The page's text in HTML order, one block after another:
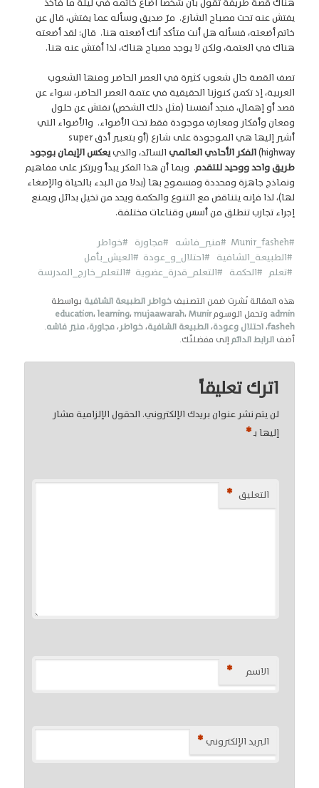
هناك قصة طريفة تقول بأن شخصا أضاع خاتمه في ليلة ما فأخذ
يفتش عنه تحت مصباح الشارع. مرّ صديق وسأله عما يفتش، قال عن
خاتم أضعته، فسأله هل أنت متأكد أنك أضعته هنا. قال: لقد أضعته
هناك في العتمة، ولكن لا يوجد مصباح هناك، لذا أفتش عنه هنا.
تصف القصة حال شعوب كثيرة في العصر الحاضر ومنها الشعوب
العربية، إذ تكمن كنوزنا الحقيقية في عتمة العصر الحاضر، سواء عن
قصد أو إهمال، فنجد أنفسنا (مثل ذلك الشخص) نفتش عن حلول
ومعان وأفكار ومعارف موجودة فقط تحت الأضواء. والأضواء التي
أشير إليها هي الموجودة على شارع (أو بتعبير أدق super
highway) الفكر الأحادي العالمي السائد، والذييعكس الإيمان بوجود
طريق واحد ووحيد للتقدم. وبما أن هذا الفكر يبدأ ويرتكز على مفاهيم
ونماذج جاهزة ومحددة ومسموح بها (بدلا من البدء بالحياة والإصغاء
لها)، لذا فإنه يتناقض مع التنوع والحكمة ويحد من تخيل بدائل ويمنع
إجراء تجارب تنطلق من أسس وقناعات مختلفة.
#Munir_fasheh #منير_فاشه #مجاورة
#خواطر
#الطبيعة_الشافية #احتلال_و_عودة #العيش_بأمل
#تعلم
#الحكمة #التعلم_قدرة_عضوية #التعلم_خارج_المدرسة
هذه المقالة نُشرت ضمن التصنيفخواطر الطبيعة الشافية بواسطة
admin وتحمل الوسوم education،learning،mujaawarah،Munir
fasheh،احتلال وعودة،الطبيعة الشافية،خواطر،مجاورة،منير فاشه.
أضفالرابط الدائم إلى مفضلتّك.
اترك تعليقاً
لن يتم نشر عنوان بريدك الإلكتروني. الحقول الإلزامية مشار
إليها بـ*
التعليق *
الاسم *
البريد الإلكتروني *